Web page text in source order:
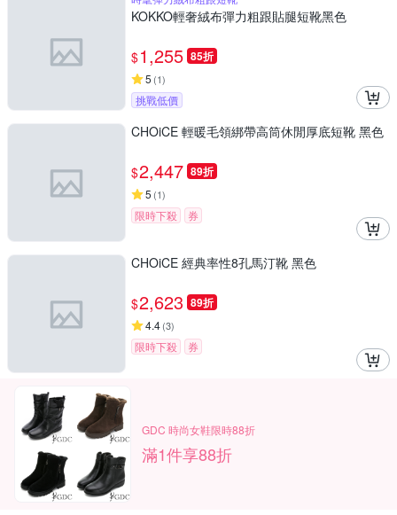
KOKKO輕奢絨布彈力粗跟貼腿短靴黑色
$1,255 85折
5 (1)
挑戰低價
CHOiCE 輕暖毛領綁帶高筒休閒厚底短靴 黑色
$2,447 89折
5 (1)
限時下殺 券
CHOiCE 經典率性8孔馬汀靴 黑色
$2,623 89折
4.4(3)
限時下殺 券
GDC 時尚女鞋限時88折
滿1件享88折